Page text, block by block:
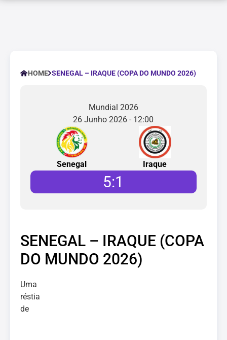
HOME SENEGAL – IRAQUE (COPA DO MUNDO 2026)
Mundial 2026
26 Junho 2026 - 12:00
Senegal Iraque
5:1
SENEGAL – IRAQUE (COPA
DO MUNDO 2026)
Uma
réstia
de